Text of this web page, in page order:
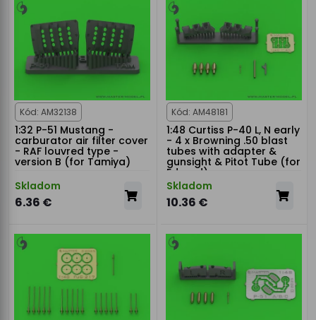
Kód: AM32138
1:32 P-51 Mustang -
carburator air filter cover
- RAF louvred type -
version B (for Tamiya)
Skladom
6.36 €
Kód: AM48181
1:48 Curtiss P-40 L, N early
- 4 x Browning .50 blast
tubes with adapter &
gunsight & Pitot Tube (for
Eduard)
Skladom
10.36 €